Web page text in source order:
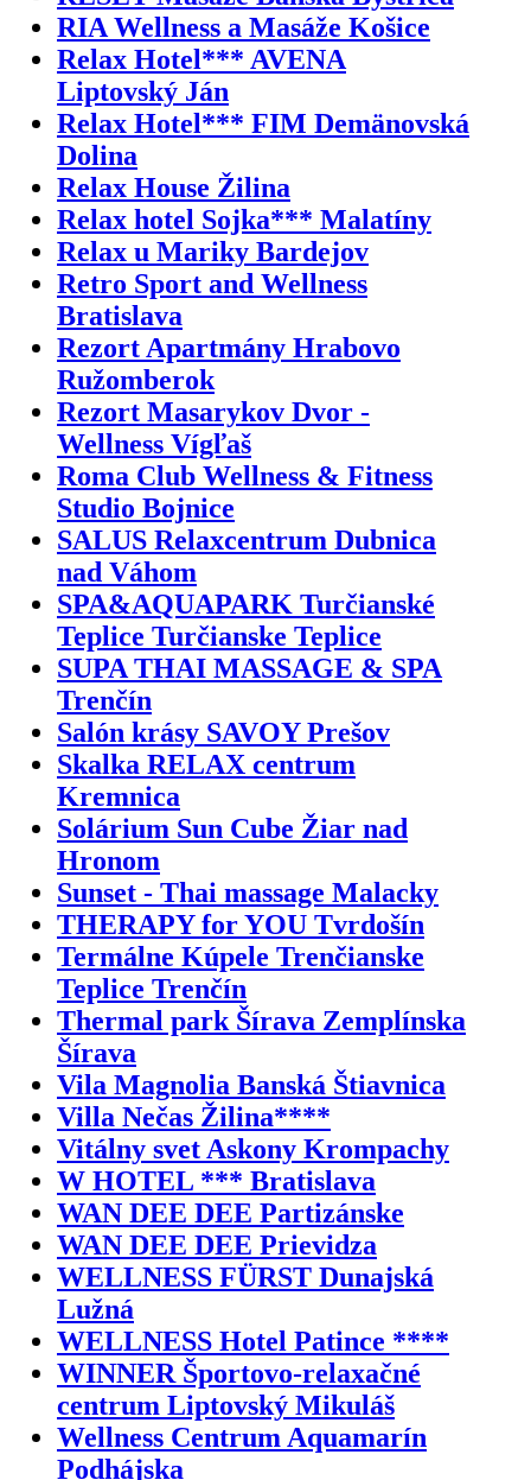
RIA Wellness a Masáže Košice
Relax Hotel*** AVENA
Liptovský Ján
Relax Hotel*** FIM Demänovská
Dolina
Relax House Žilina
Relax hotel Sojka*** Malatíny
Relax u Mariky Bardejov
Retro Sport and Wellness
Bratislava
Rezort Apartmány Hrabovo
Ružomberok
Rezort Masarykov Dvor -
Wellness Vígľaš
Roma Club Wellness & Fitness
Studio Bojnice
SALUS Relaxcentrum Dubnica
nad Váhom
SPA&AQUAPARK Turčianské
Teplice Turčianske Teplice
SUPA THAI MASSAGE & SPA
Trenčín
Salón krásy SAVOY Prešov
Skalka RELAX centrum
Kremnica
Solárium Sun Cube Žiar nad
Hronom
Sunset - Thai massage Malacky
THERAPY for YOU Tvrdošín
Termálne Kúpele Trenčianske
Teplice Trenčín
Thermal park Šírava Zemplínska
Šírava
Vila Magnolia Banská Štiavnica
Villa Nečas Žilina****
Vitálny svet Askony Krompachy
W HOTEL *** Bratislava
WAN DEE DEE Partizánske
WAN DEE DEE Prievidza
WELLNESS FÜRST Dunajská
Lužná
WELLNESS Hotel Patince ****
WINNER Športovo-relaxačné
centrum Liptovský Mikuláš
Wellness Centrum Aquamarín
Podhájska